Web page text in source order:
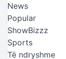
News
Popular
ShowBizzz
Sports
Të ndryshme